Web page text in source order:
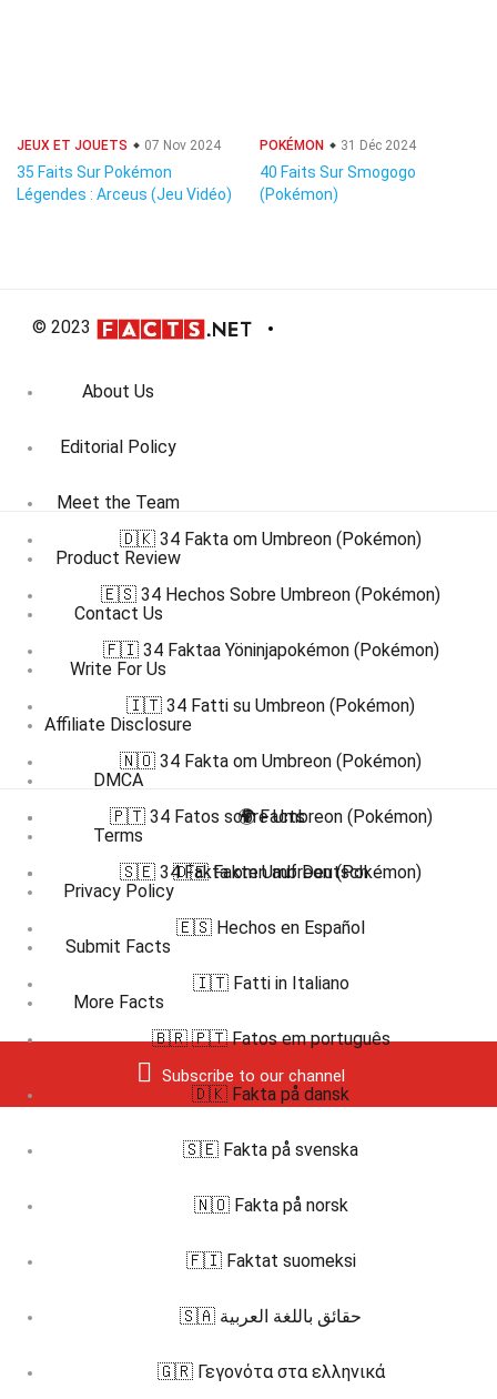
JEUX ET JOUETS 07 Nov 2024
35 Faits Sur Pokémon
Légendes : Arceus (Jeu Vidéo)
POKÉMON 31 Déc 2024
40 Faits Sur Smogogo
(Pokémon)
© 2023
About Us
Editorial Policy
Meet the Team
Product Review
Contact Us
Write For Us
Affiliate Disclosure
DMCA
Terms
Privacy Policy
Submit Facts
More Facts
Subscribe to our channel
🇩🇰 34 Fakta om Umbreon (Pokémon)
🇪🇸 34 Hechos Sobre Umbreon (Pokémon)
🇫🇮 34 Faktaa Yöninjapokémon (Pokémon)
🇮🇹 34 Fatti su Umbreon (Pokémon)
🇳🇴 34 Fakta om Umbreon (Pokémon)
🇵🇹 34 Fatos sobre Umbreon (Pokémon)
🇸🇪 34 Fakta om Umbreon (Pokémon)
🌍 Facts
🇩🇪 Fakten auf Deutsch
🇪🇸 Hechos en Español
🇮🇹 Fatti in Italiano
🇧🇷 🇵🇹 Fatos em português
🇩🇰 Fakta på dansk
🇸🇪 Fakta på svenska
🇳🇴 Fakta på norsk
🇫🇮 Faktat suomeksi
🇸🇦 حقائق باللغة العربية
🇬🇷 Γεγονότα στα ελληνικά